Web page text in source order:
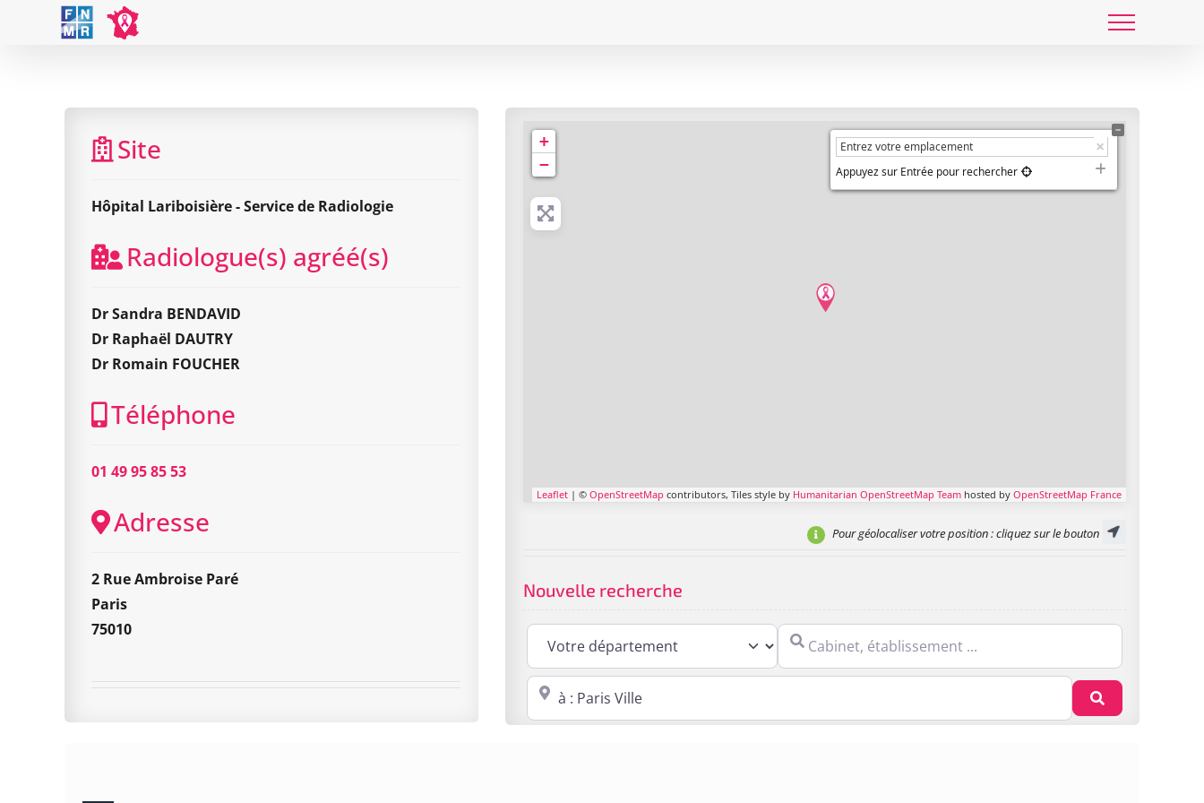
Site
Hôpital Lariboisière - Service de Radiologie
Radiologue(s) agréé(s)
Dr Sandra BENDAVID
Dr Raphaël DAUTRY
Dr Romain FOUCHER
Téléphone
01 49 95 85 53
Adresse
2 Rue Ambroise Paré
Paris
75010
+
−
Appuyez sur Entrée pour rechercher
Leaflet | © OpenStreetMap contributors, Tiles style by Humanitarian OpenStreetMap Team hosted by OpenStreetMap France
Pour géolocaliser votre position: cliquez sur le bouton
Nouvelle recherche
Cabinet, établissement ...
Proche de : ville, cp, lieu ... Recherche